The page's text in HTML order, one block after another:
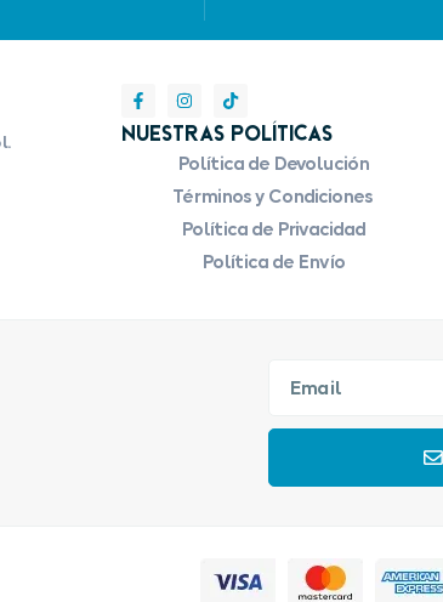
Nuestras Políticas
Política de Devolución
Términos y Condiciones
Política de Privacidad
Política de Envío